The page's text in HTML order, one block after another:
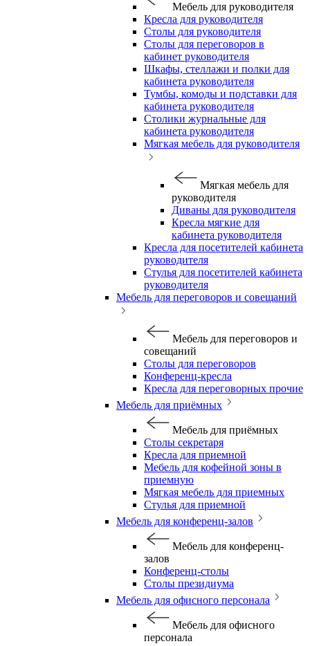
Мебель для руководителя
Кресла для руководителя
Столы для руководителя
Столы для переговоров в
кабинет руководителя
Шкафы, стеллажи и полки для
кабинета руководителя
Тумбы, комоды и подставки для
кабинета руководителя
Столики журнальные для
кабинета руководителя
Мягкая мебель для руководителя
Мягкая мебель для
руководителя
Диваны для руководителя
Кресла мягкие для
кабинета руководителя
Кресла для посетителей кабинета
руководителя
Стулья для посетителей кабинета
руководителя
Мебель для переговоров и совещаний
Мебель для переговоров и
совещаний
Столы для переговоров
Конференц-кресла
Кресла для переговорных прочие
Мебель для приёмных
Мебель для приёмных
Столы секретаря
Кресла для приемной
Мебель для кофейной зоны в
приемную
Мягкая мебель для приемных
Стулья для приемной
Мебель для конференц-залов
Мебель для конференц-
залов
Конференц-столы
Столы президиума
Мебель для офисного персонала
Мебель для офисного
персонала